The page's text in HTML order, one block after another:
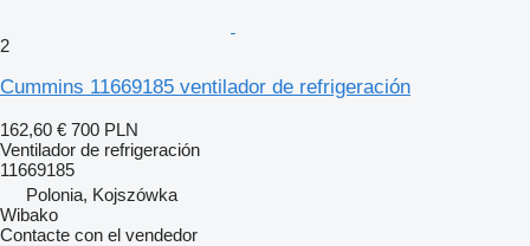
2
Cummins 11669185 ventilador de refrigeración
162,60 € 700 PLN
Ventilador de refrigeración
11669185
Polonia, Kojszówka
Wibako
Contacte con el vendedor